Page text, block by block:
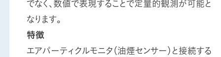
でなく、数値で表現することで定量的観測が可能と
なります。
特徴
エアパーティクルモニタ（油煙センサー）と接続する